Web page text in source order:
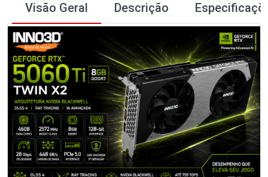
Visão Geral Descrição